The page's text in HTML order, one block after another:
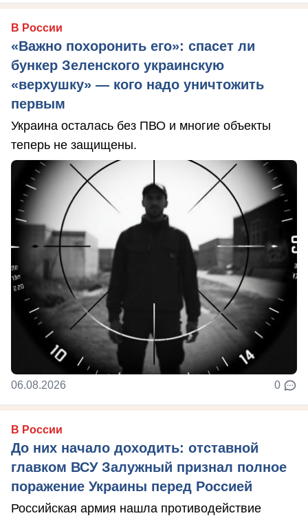
В России
«Важно похоронить его»: спасет ли
бункер Зеленского украинскую
«верхушку» — кого надо уничтожить
первым
Украина осталась без ПВО и многие объекты
теперь не защищены.
06.08.2026 0
В России
До них начало доходить: отставной
главком ВСУ Залужный признал полное
поражение Украины перед Россией
Российская армия нашла противодействие